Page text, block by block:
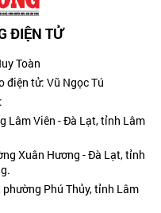
ĐIỆN TỬ
Toàn
điện tử: Vũ Ngọc Tú
Lâm Viên - Đà Lạt, tỉnh Lâm
Xuân Hương - Đà Lạt, tỉnh
Phú Thủy, tỉnh Lâm